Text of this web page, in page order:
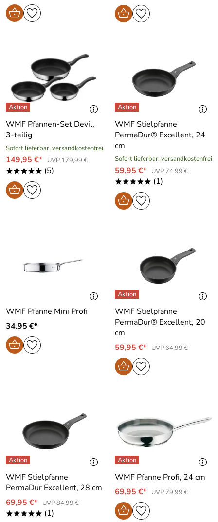
WMF Pfannen-Set Devil,
3-teilig
Sofort lieferbar, versandkostenfrei
149,95 €* UVP 179,99 €
***** (5)
WMF Stielpfanne
PermaDur® Excellent, 24
cm
Sofort lieferbar, versandkostenfrei
59,95 €* UVP 74,99 €
***** (1)
WMF Pfanne Mini Profi
34,95 €*
WMF Stielpfanne
PermaDur® Excellent, 20
cm
59,95 €*
UVP 64,99 €
WMF Stielpfanne
PermaDur Excellent, 28 cm
69,95 €*
UVP 84,99 €
***** (1)
WMF Pfanne Profi, 24 cm
69,95 €*
UVP 79,99 €